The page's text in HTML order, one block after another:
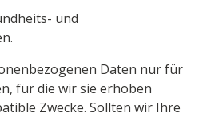
und
Daten nur für
für die wir sie erhoben
Zwecke. Sollten wir Ihre